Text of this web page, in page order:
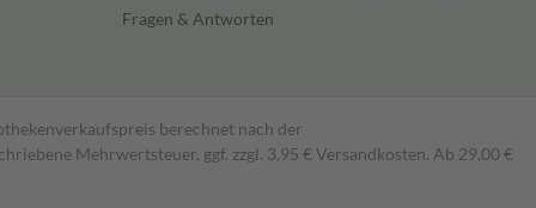
Fragen & Antworten
berechnet nach der
Mehrwertsteuer, ggf. zzgl. 3,95 € Versandkosten. Ab 29,00 €